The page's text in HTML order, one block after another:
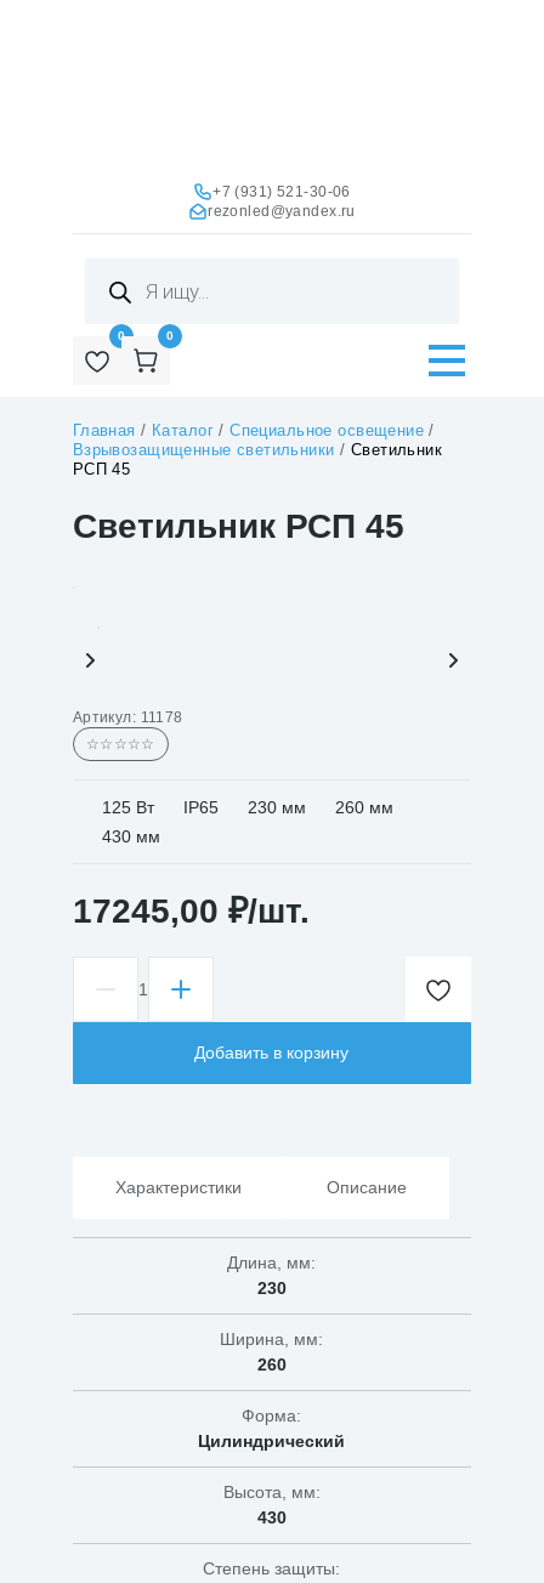
+7 (931) 521-30-06
rezonled@yandex.ru
товаров
0 0
Главная / Каталог/Специальное освещение /
Взрывозащищенные светильники / Светильник
РСП 45
Светильник РСП 45
Артикул: 11178
☆☆☆☆☆
125 Вт IP65 230 мм
260 мм
430 мм
17245,00 ₽/шт.
Количество
товара
45
1
Добавить в корзину
Характеристики Описание
Длина, мм:
230
Ширина, мм:
260
Форма:
Цилиндрический
Высота, мм:
430
Степень защиты: